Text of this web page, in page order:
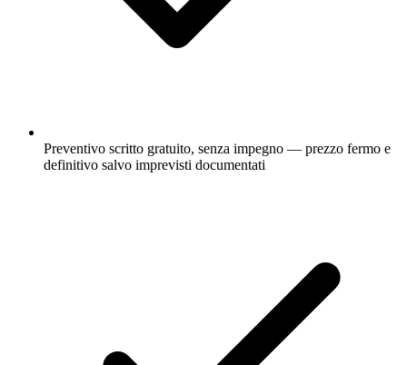
Preventivo scritto gratuito, senza impegno — prezzo fermo e
definitivo salvo imprevisti documentati